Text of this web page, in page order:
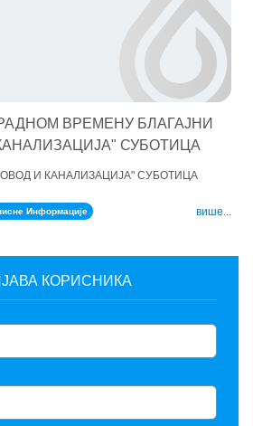
ВРЕМЕНУ БЛАГАЈНИ
СУБОТИЦА
И КАНАЛИЗАЦИЈА" СУБОТИЦА
Информације више...
КОРИСНИКА